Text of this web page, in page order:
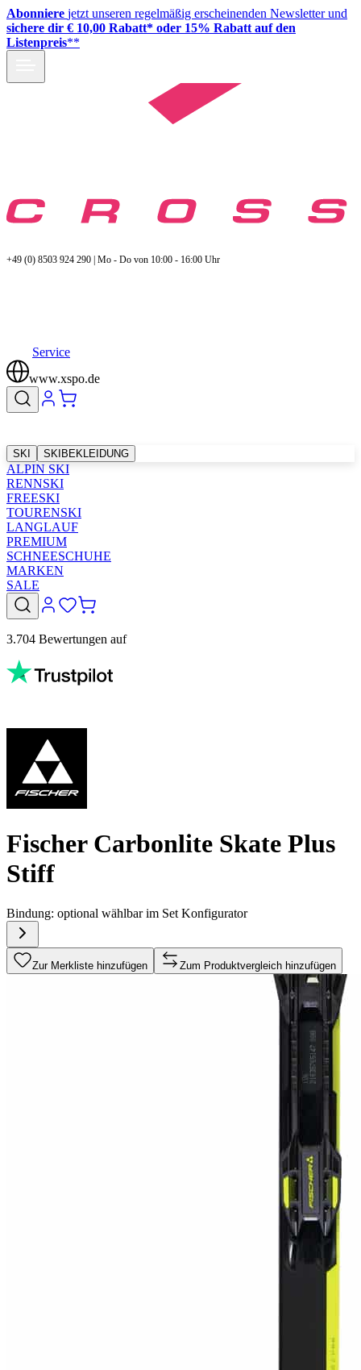
Abonniere jetzt unseren regelmäßig erscheinenden Newsletter und
sichere dir € 10,00 Rabatt* oder 15% Rabatt auf den
Listenpreis**
+49 (0) 8503 924 290 | Mo - Do von 10:00 - 16:00 Uhr
Service
www.xspo.de
SKI SKIBEKLEIDUNG
ALPIN SKI
RENNSKI
FREESKI
TOURENSKI
LANGLAUF
PREMIUM
SCHNEESCHUHE
MARKEN
SALE
3.704 Bewertungen auf
Fischer Carbonlite Skate Plus
Stiff
Bindung: optional wählbar im Set Konfigurator
Zur Merkliste hinzufügen Zum Produktvergleich hinzufügen